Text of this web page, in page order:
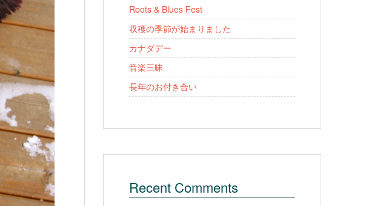
Roots & Blues Fest
収穫の季節が始まりました
カナダデー
音楽三昧
長年のお付き合い
Recent Comments